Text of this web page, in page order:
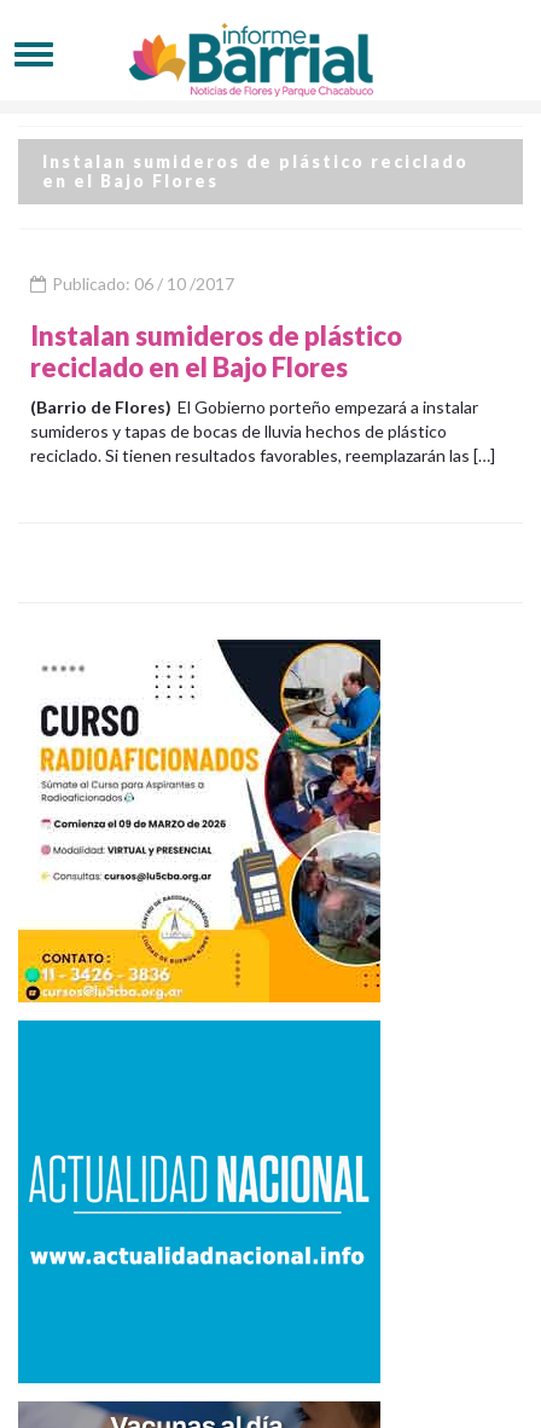
Instalan sumideros de plástico reciclado
en el Bajo Flores
Publicado: 06 / 10 /2017
Instalan sumideros de plástico
reciclado en el Bajo Flores
(Barrio de Flores) El Gobierno porteño empezará a instalar
sumideros y tapas de bocas de lluvia hechos de plástico
reciclado. Si tienen resultados favorables, reemplazarán las […]